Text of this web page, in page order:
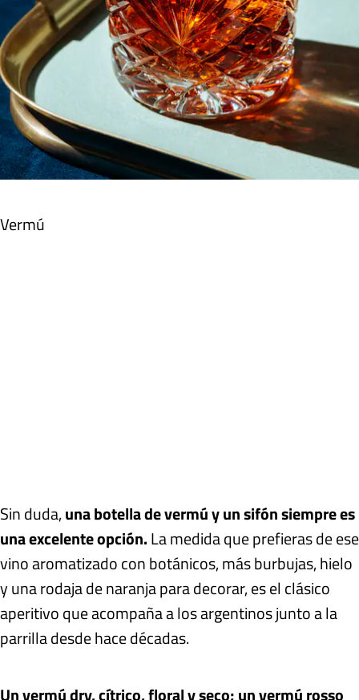
Vermú
Sin duda,una botella de vermú y un sifón siempre es
una excelente opción.La medida que prefieras de ese
vino aromatizado con botánicos, más burbujas, hielo
y una rodaja de naranja para decorar, es el clásico
aperitivo que acompaña a los argentinos junto a la
parrilla desde hace décadas.
Un vermú dry, cítrico, floral y seco; un vermú rosso